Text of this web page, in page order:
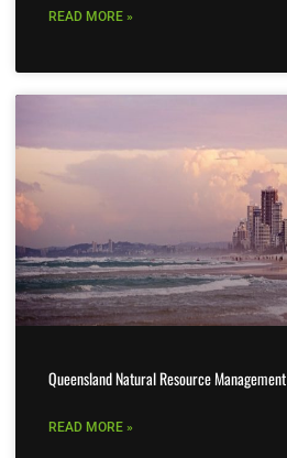
READ MORE »
Queensland Natural Resource Management
READ MORE »